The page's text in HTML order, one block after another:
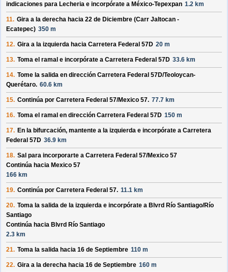
indicaciones para Lecheria e incorpórate a México-Tepexpan 1.2 km
11. Gira a la derecha hacia 22 de Diciembre (Carr Jaltocan -
Ecatepec) 350 m
12. Gira a la izquierda hacia Carretera Federal 57D 20 m
13. Toma el ramal e incorpórate a Carretera Federal 57D 33.6 km
14. Tome la salida en dirección Carretera Federal 57D/Teoloycan-
Querétaro. 60.6 km
15. Continúa por Carretera Federal 57/Mexico 57. 77.7 km
16. Toma el ramal en dirección Carretera Federal 57D 150 m
17. En la bifurcación, mantente a la izquierda e incorpórate a Carretera
Federal 57D 36.9 km
18. Sal para incorporarte a Carretera Federal 57/Mexico 57
Continúa hacia Mexico 57
166 km
19. Continúa por Carretera Federal 57. 11.1 km
20. Toma la salida de la izquierda e incorpórate a Blvrd Río Santiago/Río
Santiago
Continúa hacia Blvrd Río Santiago
2.3 km
21. Toma la salida hacia 16 de Septiembre 110 m
22. Gira a la derecha hacia 16 de Septiembre 160 m